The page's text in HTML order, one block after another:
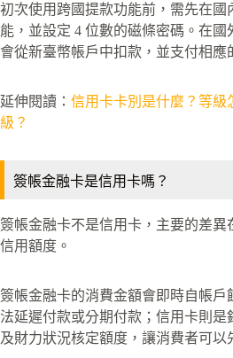
初次使用跨國提款功能前，需先在國
能，並設定 4 位數的磁條密碼。在國
會從新臺幣帳戶中扣款，並支付相應
延伸閱讀： 信用卡卡別是什麼？等級
級？
簽帳金融卡是信用卡嗎？
簽帳金融卡不是信用卡，主要的差異
信用額度。
簽帳金融卡的消費金額會即時自帳戶
法延遲付款或分期付款；信用卡則是
及財力狀況核定額度，讓消費者可以